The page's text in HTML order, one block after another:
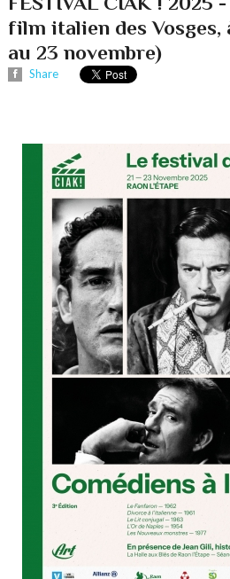
film italien des Vosges,
au 23 novembre)
Share